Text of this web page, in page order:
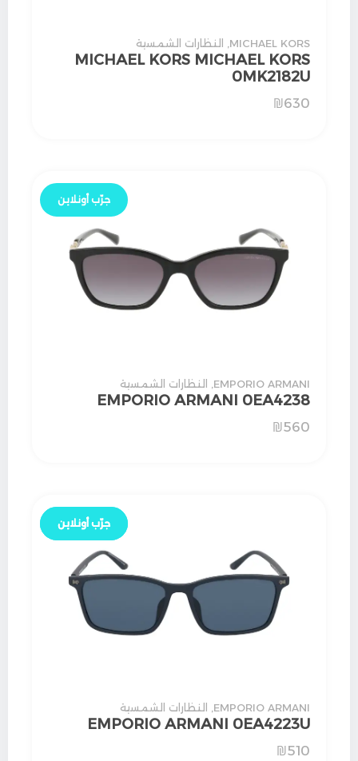
MICHAEL KORS النظارات الشمسية
MICHAEL KORS MICHAEL KORS
0MK2182U
₪630
EMPORIO ARMANI
, النظارات الشمسية
EMPORIO ARMANI 0EA4238
₪560
جرّب أونلاين
EMPORIO ARMANI
, النظارات الشمسية
EMPORIO ARMANI 0EA4223U
₪510
جرّب أونلاين
جرّب أونلاين